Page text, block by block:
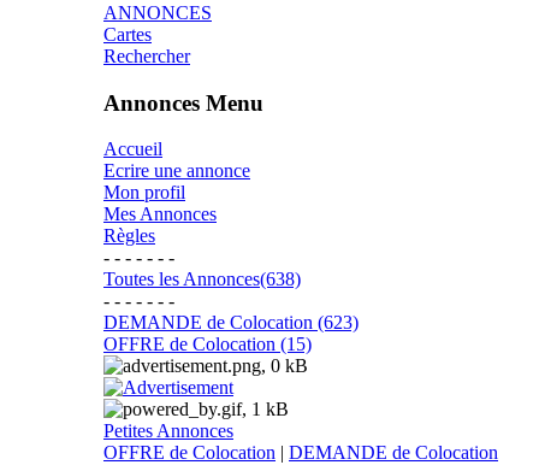
ANNONCES
Cartes
Rechercher
Annonces Menu
Accueil
Ecrire une annonce
Mon profil
Mes Annonces
Règles
- - - - - - -
Toutes les Annonces(638)
- - - - - - -
DEMANDE de Colocation (623)
OFFRE de Colocation (15)
Petites Annonces
OFFRE de Colocation | DEMANDE de Colocation